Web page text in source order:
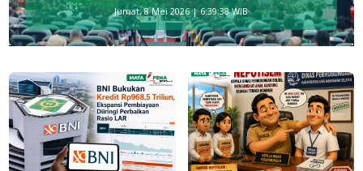
Jumat, 8 Mei 2026 | 6:39:38 WIB